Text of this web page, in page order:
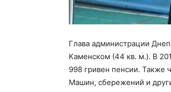
Глава администрации
Каменском (44 кв. м.). В
998 гривен пенсии. Также
Машин, сбережений и